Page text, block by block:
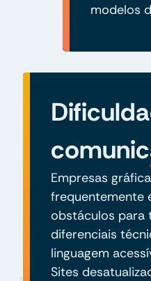
modelos
Empresas
frequentemente
obstáculos para
diferenciais
linguagem
Sites